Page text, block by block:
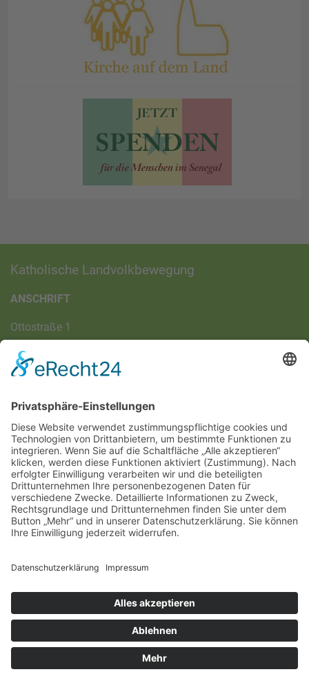
Katholische Landvolkbewegung
ANSCHRIFT
Ottostraße 1
DIREKT-KONTAKT
Telefon: (09 31) 3 86 - 63 7 21
Du findest uns auf Facebook
Impressum|Datenschutz|Sitemap|Cookie-Einstellungen